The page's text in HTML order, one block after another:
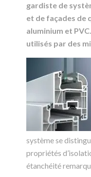
gardiste de
et de façades de
aluminium et
utilisés par des
système se
propriétés
étanchéité